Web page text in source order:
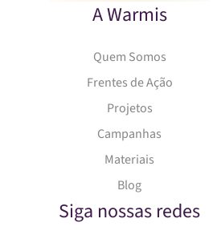
A Warmis
Quem Somos
Frentes de Ação
Projetos
Campanhas
Materiais
Blog
Siga nossas redes